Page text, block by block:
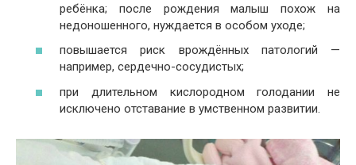
ребёнка; после рождения малыш похож на
недоношенного, нуждается в особом уходе;
повышается риск врождённых патологий —
например, сердечно-сосудистых;
при длительном кислородном голодании не
исключено отставание в умственном развитии.